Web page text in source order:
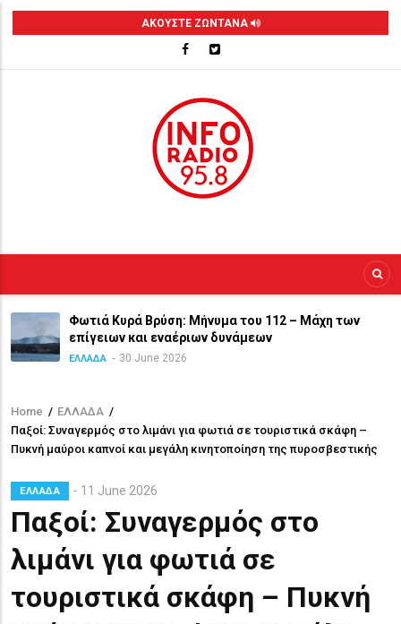
Skip
content
ΑΚΟΥΣΤΕ ΖΩΝΤΑΝΑ
Φωτιά Κυρά Βρύση: Μήνυμα του 112 – Μάχη των
επίγειων και εναέριων δυνάμεων
ΕΛΛΑΔΑ 30 June 2026
Breadcrumb
Home / ΕΛΛΑΔΑ /
Παξοί: Συναγερμός στο λιμάνι για φωτιά σε τουριστικά σκάφη –
Πυκνή μαύροι καπνοί και μεγάλη κινητοποίηση της πυροσβεστικής
ΕΛΛΑΔΑ 11 June 2026
Παξοί: Συναγερμός στο
λιμάνι για φωτιά σε
τουριστικά σκάφη – Πυκνή